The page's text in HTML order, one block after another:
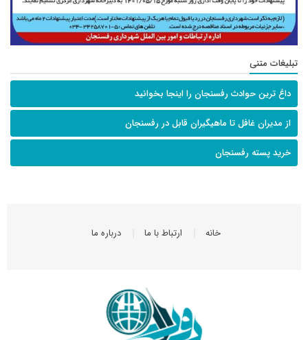
تبلیغات متنی
داغ ترین حوادث رفسنجان را اینجا بخوانید
از مدیران غافل تا ماهیگیران قابل در رفسنجان
خرید پسته رفسنجان
خانه ارتباط با ما درباره ما